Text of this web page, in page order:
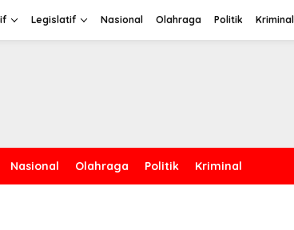
Legislatif Nasional Olahraga Politik Kriminal
Nasional Olahraga Politik Kriminal